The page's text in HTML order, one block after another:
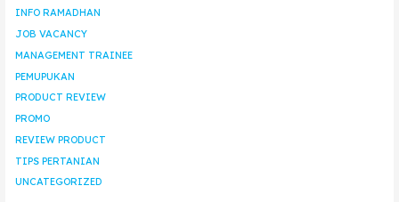
INFO RAMADHAN
JOB VACANCY
MANAGEMENT TRAINEE
PEMUPUKAN
PRODUCT REVIEW
PROMO
REVIEW PRODUCT
TIPS PERTANIAN
UNCATEGORIZED